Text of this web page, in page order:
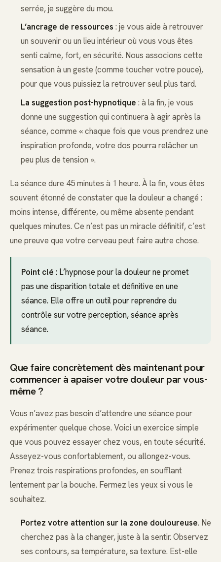
serrée, je suggère du mou.
L’ancrage de ressources : je vous aide à retrouver
un souvenir ou un lieu intérieur où vous vous êtes
senti calme, fort, en sécurité. Nous associons cette
sensation à un geste (comme toucher votre pouce),
pour que vous puissiez la retrouver seul plus tard.
La suggestion post-hypnotique : à la fin, je vous
donne une suggestion qui continuera à agir après la
séance, comme « chaque fois que vous prendrez une
inspiration profonde, votre dos pourra relâcher un
peu plus de tension ».
La séance dure 45 minutes à 1 heure. À la fin, vous êtes
souvent étonné de constater que la douleur a changé :
moins intense, différente, ou même absente pendant
quelques minutes. Ce n’est pas un miracle définitif, c’est
une preuve que votre cerveau peut faire autre chose.
Point clé : L’hypnose pour la douleur ne promet
pas une disparition totale et définitive en une
séance. Elle offre un outil pour reprendre du
contrôle sur votre perception, séance après
séance.
Que faire concrètement dès maintenant pour
commencer à apaiser votre douleur par vous-
même ?
Vous n’avez pas besoin d’attendre une séance pour
expérimenter quelque chose. Voici un exercice simple
que vous pouvez essayer chez vous, en toute sécurité.
Asseyez-vous confortablement, ou allongez-vous.
Prenez trois respirations profondes, en soufflant
lentement par la bouche. Fermez les yeux si vous le
souhaitez.
Portez votre attention sur la zone douloureuse. Ne
cherchez pas à la changer, juste à la sentir. Observez
ses contours, sa température, sa texture. Est-elle